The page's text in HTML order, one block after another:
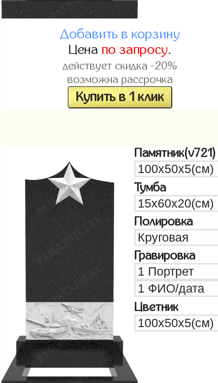
Добавить в корзину
Цена по запросу.
действует скидка -20%
возможна рассрочка
Купить в 1 клик
Памятник(v721)
Тумба
Полировка
Гравировка
Цветник